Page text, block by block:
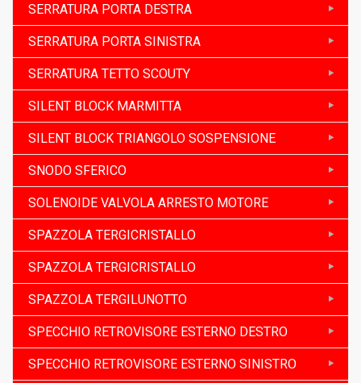
SERRATURA PORTA DESTRA
SERRATURA PORTA SINISTRA
SERRATURA TETTO SCOUTY
SILENT BLOCK MARMITTA
SILENT BLOCK TRIANGOLO SOSPENSIONE
SNODO SFERICO
SOLENOIDE VALVOLA ARRESTO MOTORE
SPAZZOLA TERGICRISTALLO
SPAZZOLA TERGICRISTALLO
SPAZZOLA TERGILUNOTTO
SPECCHIO RETROVISORE ESTERNO DESTRO
SPECCHIO RETROVISORE ESTERNO SINISTRO